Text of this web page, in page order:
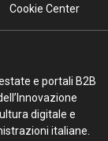
Cookie Center
e portali B2B
digitale e
italiane.